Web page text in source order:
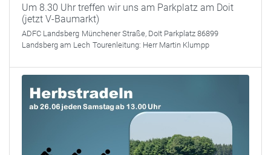
Um 8.30 Uhr treffen wir uns am Parkplatz am Doit
(jetzt V-Baumarkt)
ADFC Landsberg Münchener Straße, DoIt Parkplatz 86899
Landsberg am Lech Tourenleitung: Herr Martin Klumpp